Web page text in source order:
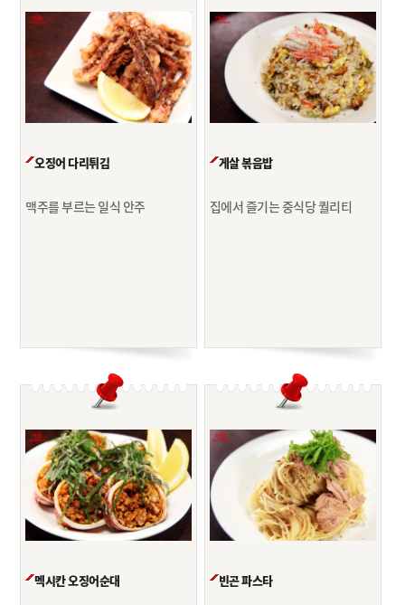
오징어 다리튀김
맥주를 부르는 일식 안주
게살 볶음밥
집에서 즐기는 중식당 퀄리티
멕시칸 오징어순대 빈곤 파스타